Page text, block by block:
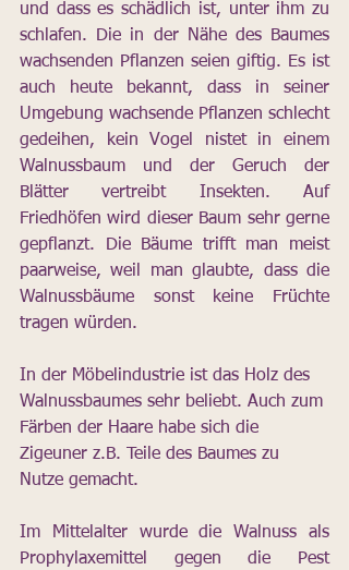
und dass es schädlich ist, unter ihm zu
schlafen. Die in der Nähe des Baumes
wachsenden Pflanzen seien giftig. Es ist
auch heute bekannt, dass in seiner
Umgebung wachsende Pflanzen schlecht
gedeihen, kein Vogel nistet in einem
Walnussbaum und der Geruch der
Blätter vertreibt Insekten. Auf
Friedhöfen wird dieser Baum sehr gerne
gepflanzt. Die Bäume trifft man meist
paarweise, weil man glaubte, dass die
Walnussbäume sonst keine Früchte
tragen würden.
In der Möbelindustrie ist das Holz des
Walnussbaumes sehr beliebt. Auch zum
Färben der Haare habe sich die
Zigeuner z.B. Teile des Baumes zu
Nutze gemacht.
Im Mittelalter wurde die Walnuss als
Prophylaxemittel gegen die Pest